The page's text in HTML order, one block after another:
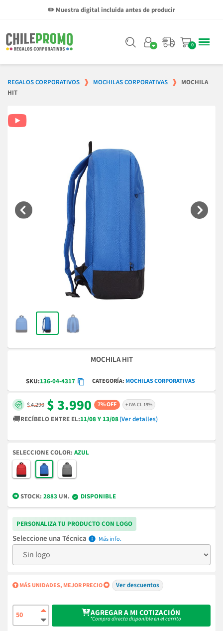
✏️ Muestra digital incluida antes de producir
REGALOS CORPORATIVOS MOCHILAS CORPORATIVAS
MOCHILA
HIT
MOCHILA HIT
SKU:136-04-4317 CATEGORÍA MOCHILAS CORPORATIVAS
$ 4.290 $ 3.990 7% OFF + IVA CL 19%
🚚RECÍBELO ENTRE EL:11/08 Y 13/08(Ver detalles)
COLOR AZUL
STOCK: 2883 UN. DISPONIBLE
PERSONALIZA TU PRODUCTO CON LOGO
Técnica info
MÁS UNIDADES, MEJOR PRECIO Ver descuentos
AGREGAR A MI COTIZACIÓN
*Compra directa disponible en el carrito